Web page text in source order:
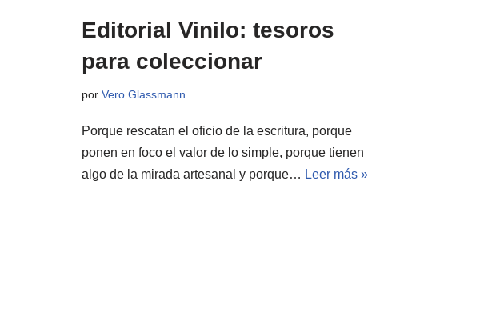
Editorial Vinilo: tesoros
para coleccionar
por Vero Glassmann
Porque rescatan el oficio de la escritura, porque
ponen en foco el valor de lo simple, porque tienen
algo de la mirada artesanal y porque… Leer más »